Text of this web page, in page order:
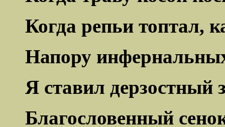
Когда репьи топтал,
Напору
Я ставил дерзостный
Благословенный